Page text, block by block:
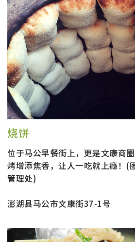
烧饼
位于马公早餐街上，更是文康商
烤增添焦香，让人一吃就上瘾！(
管理处)
澎湖县马公市文康街37-1号